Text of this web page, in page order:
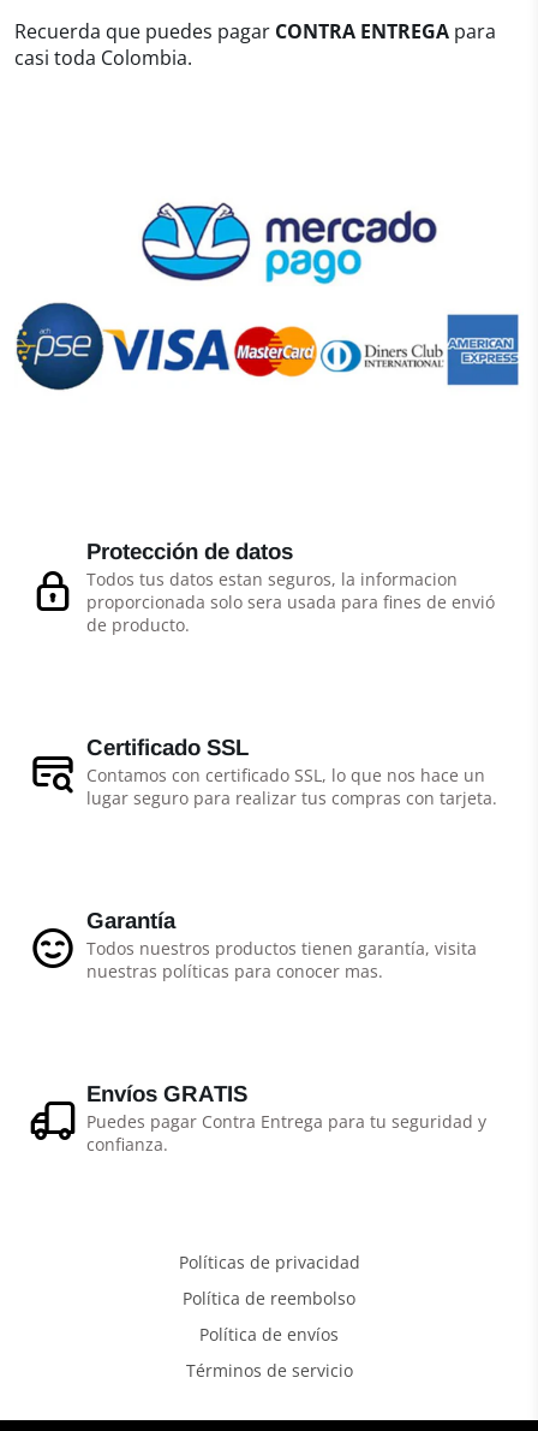
Recuerda que puedes pagar CONTRA ENTREGA para
casi toda Colombia.
Protección de datos
Todos tus datos estan seguros, la informacion
proporcionada solo sera usada para fines de envió
de producto.
Certificado SSL
Contamos con certificado SSL, lo que nos hace un
lugar seguro para realizar tus compras con tarjeta.
Garantía
Todos nuestros productos tienen garantía, visita
nuestras políticas para conocer mas.
Envíos GRATIS
Puedes pagar Contra Entrega para tu seguridad y
confianza.
Políticas de privacidad
Política de reembolso
Política de envíos
Términos de servicio